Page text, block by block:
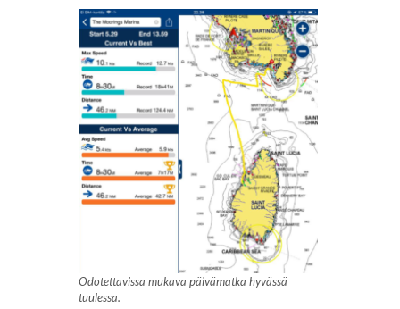
Odotettavissa mukava päivämatka hyvässä
tuulessa.